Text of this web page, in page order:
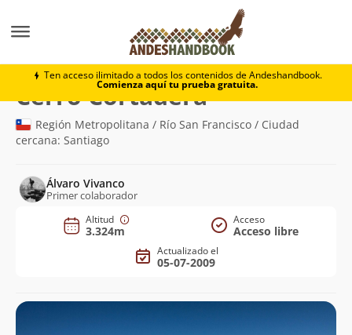
Ten acceso ilimitado a todos los contenidos de Andeshandbook.
Comienza aquí tu prueba gratuita.
Cerro Cortadera
Cerro Cortadera(3.324m)
Región Metropolitana / Río San Francisco / Ciudad
cercana: Santiago
Álvaro Vivanco
Primer colaborador
Altitud
3.324m
Acceso
Acceso libre
Actualizado el
05-07-2009